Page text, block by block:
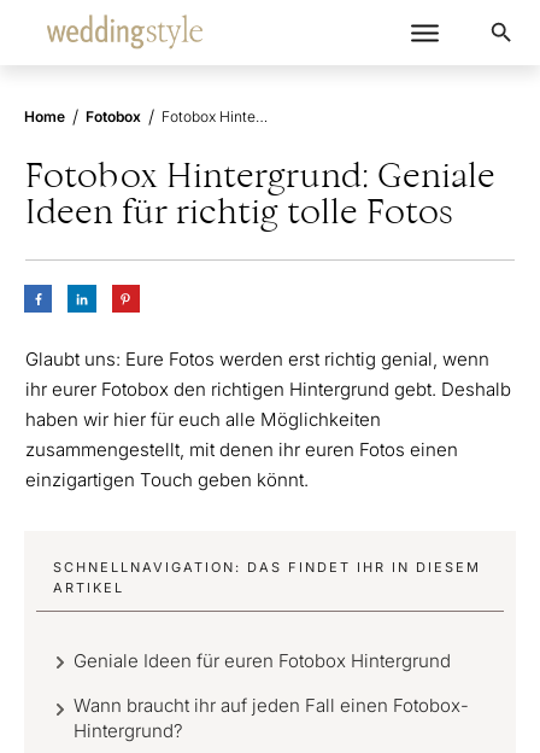
Home / Fotobox / Fotobox Hintergrund: Geniale Ideen für richtig tolle Fotos
Fotobox Hintergrund: Geniale
Ideen für richtig tolle Fotos
Glaubt uns: Eure Fotos werden erst richtig genial, wenn
ihr eurer Fotobox den richtigen Hintergrund gebt. Deshalb
haben wir hier für euch alle Möglichkeiten
zusammengestellt, mit denen ihr euren Fotos einen
einzigartigen Touch geben könnt.
SCHNELLNAVIGATION: DAS FINDET IHR IN DIESEM
ARTIKEL
Geniale Ideen für euren Fotobox Hintergrund
Wann braucht ihr auf jeden Fall einen Fotobox-
Hintergrund?